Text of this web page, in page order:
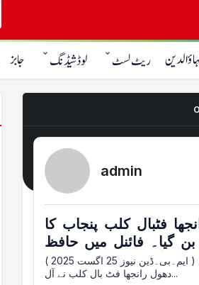
ریٹ لسٹ لوڈشیڈنگ جابز
admin
فٹبال کلب پنجاب کا
بن گیا۔ فائنل میں حافظ
آباد کو شکست دی
منڈی بہاءالدین ( ایم۔بی۔ڈین نیوز 25 اگست 2025 )
دھول رانجھا فٹ بال کلب نے آل...